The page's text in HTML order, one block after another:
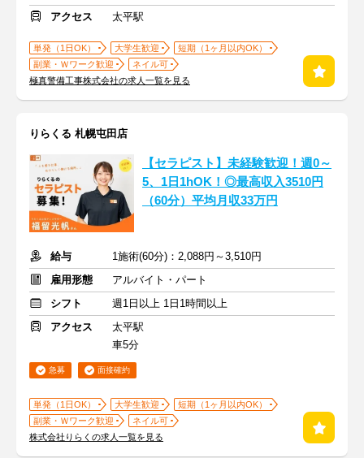
アクセス
太平駅
単発（1日OK） 大学生歓迎
短期（1ヶ月以内OK）
副業・Ｗワーク歓迎
ネイル可
極真警備工事株式会社の求人一覧を見る
りらくる 札幌屯田店
【セラピスト】未経験歓迎！週0～
5、1日1hOK！◎最高収入3510円
（60分）平均月収33万円
給与
1施術(60分)：2,088円～3,510円
雇用形態
アルバイト・パート
シフト
週1日以上 1日1時間以上
アクセス
太平駅
車5分
急募 面接確約
単発（1日OK） 大学生歓迎
短期（1ヶ月以内OK）
副業・Ｗワーク歓迎
ネイル可
株式会社りらくの求人一覧を見る